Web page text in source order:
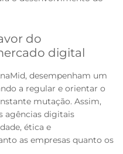
do
digital
desempenham um
a regular e orientar o
mutação. Assim,
agências digitais
ética e
as empresas quanto os